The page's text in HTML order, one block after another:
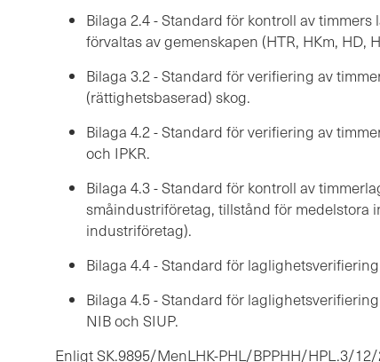
Bilaga 2.4 - Standard för kontroll av
förvaltas av gemenskapen (HTR, HKm, HD,
Bilaga 3.2 - Standard för verifiering av
(rättighetsbaserad) skog.
Bilaga 4.2 - Standard för verifiering av
och IPKR.
Bilaga 4.3 - Standard för kontroll av
småindustriföretag, tillstånd för medelstora
industriföretag).
Bilaga 4.4 - Standard för laglighetsverifiering
Bilaga 4.5 - Standard för
NIB och SIUP.
Enligt SK.9895/MenLHK-PHL/BPPHH/HPL.3/